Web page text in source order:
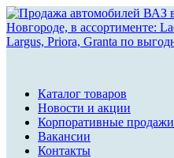
Каталог товаров
Новости и акции
Корпоративные продажи
Вакансии
Контакты